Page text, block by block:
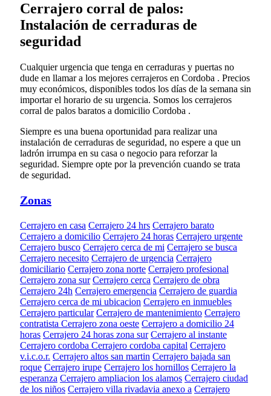
Cerrajero corral de palos:
Instalación de cerraduras de
seguridad
Cualquier urgencia que tenga en cerraduras y puertas no
dude en llamar a los mejores cerrajeros en Cordoba . Precios
muy económicos, disponibles todos los días de la semana sin
importar el horario de su urgencia. Somos los cerrajeros
corral de palos baratos a domicilio Cordoba .
Siempre es una buena oportunidad para realizar una
instalación de cerraduras de seguridad, no espere a que un
ladrón irrumpa en su casa o negocio para reforzar la
seguridad. Siempre opte por la prevención cuando se trata
de seguridad.
Zonas
Cerrajero en casa Cerrajero 24 hrs Cerrajero barato
Cerrajero a domicilio Cerrajero 24 horas Cerrajero urgente
Cerrajero busco Cerrajero cerca de mi Cerrajero se busca
Cerrajero necesito Cerrajero de urgencia Cerrajero
domiciliario Cerrajero zona norte Cerrajero profesional
Cerrajero zona sur Cerrajero cerca Cerrajero de obra
Cerrajero 24h Cerrajero emergencia Cerrajero de guardia
Cerrajero cerca de mi ubicacion Cerrajero en inmuebles
Cerrajero particular Cerrajero de mantenimiento Cerrajero
contratista Cerrajero zona oeste Cerrajero a domicilio 24
horas Cerrajero 24 horas zona sur Cerrajero al instante
Cerrajero cordoba Cerrajero cordoba capital Cerrajero
v.i.c.o.r. Cerrajero altos san martin Cerrajero bajada san
roque Cerrajero irupe Cerrajero los hornillos Cerrajero la
esperanza Cerrajero ampliacion los alamos Cerrajero ciudad
de los niños Cerrajero villa rivadavia anexo a Cerrajero